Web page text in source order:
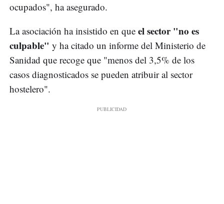
ocupados", ha asegurado.
La asociación ha insistido en que el sector "no es
culpable" y ha citado un informe del Ministerio de
Sanidad que recoge que "menos del 3,5% de los
casos diagnosticados se pueden atribuir al sector
hostelero".